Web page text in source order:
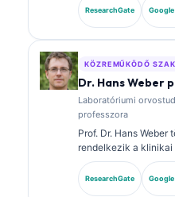
Klinikai kémiai
rendelkezik, és
ResearchGate
KÖZREMŰKÖDŐ
Dr. Hans Weber
Laboratóriumi
professzora
Prof. Dr. Hans
rendelkezik a klinikai
orvostudományban
Német Klinikai
diagnosztikai panel-
ResearchGate